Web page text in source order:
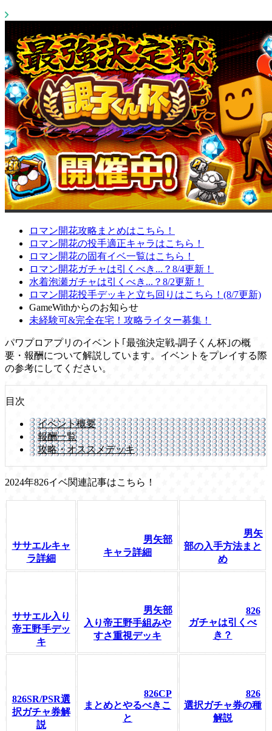
ロマン開花攻略まとめはこちら！
ロマン開花の投手適正キャラはこちら！
ロマン開花の固有イベ一覧はこちら！
ロマン開花ガチャは引くべき...？8/4更新！
水着泡瀬ガチャは引くべき...？8/2更新！
ロマン開花投手デッキと立ち回りはこちら！(8/7更新)
GameWithからのお知らせ
未経験可&完全在宅！攻略ライター募集！
パワプロアプリのイベント｢最強決定戦-調子くん杯｣の概
要・報酬について解説しています。イベントをプレイする際
の参考にしてください。
目次
イベント概要
報酬一覧
攻略・オススメデッキ
2024年826イベ関連記事はこちら！
ササエルキャ
ラ詳細
男矢部
キャラ詳細
男矢
部の入手方法まと
め
ササエル入り
帝王野手デッ
キ
男矢部
入り帝王野手組みや
すさ重視デッキ
826
ガチャは引くべ
き？
826SR/PSR選
択ガチャ券解
説
826CP
まとめとやるべきこ
と
826
選択ガチャ券の種
解説